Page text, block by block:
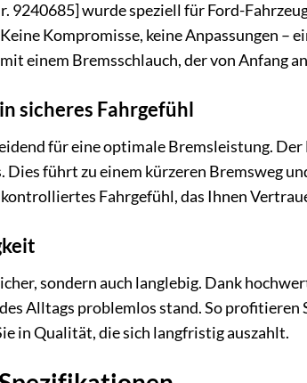
9240685] wurde speziell für Ford-
Kompromisse, keine Anpassungen –
einem Bremsschlauch, der von Anfang
sicheres Fahrgefühl
für eine optimale Bremsleistung.
Dies führt zu einem kürzeren Bremsweg
kontrolliertes Fahrgefühl, das Ihnen
sondern auch langlebig. Dank
Alltags problemlos stand. So profitieren
in Qualität, die sich langfristig auszahlt.